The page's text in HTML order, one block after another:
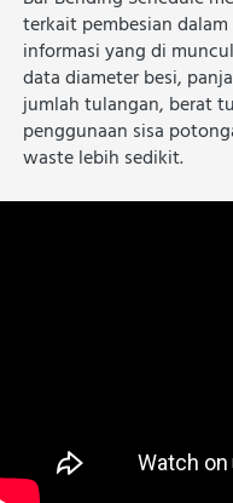
terkait pembesian
informasi yang di
data diameter besi,
jumlah tulangan, berat
penggunaan sisa
waste lebih sedikit.